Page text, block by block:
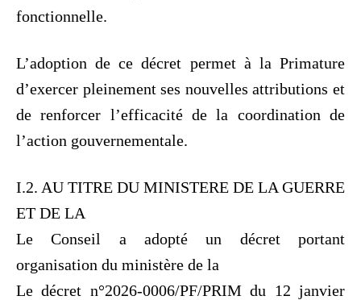
fonctionnelle.
L’adoption de ce décret permet à la Primature
d’exercer pleinement ses nouvelles attributions et
de renforcer l’efficacité de la coordination de
l’action gouvernementale.
I.2. AU TITRE DU MINISTERE DE LA GUERRE
ET DE LA
Le Conseil a adopté un décret portant
organisation du ministère de la
Le décret n°2026-0006/PF/PRIM du 12 janvier